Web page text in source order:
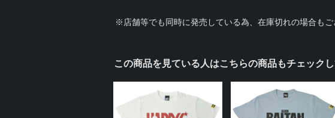
※店舗等でも同時に発売している為、在庫切れの場合もご
この商品を見ている人はこちらの商品もチェック